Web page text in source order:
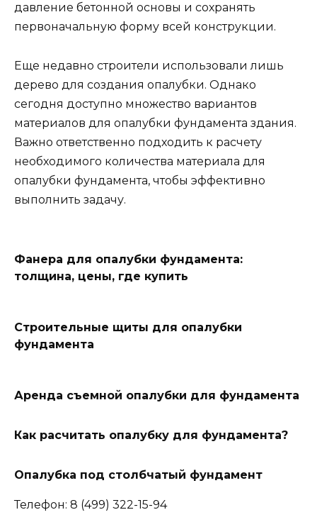
давление бетонной основы и сохранять
первоначальную форму всей конструкции.
Еще недавно строители использовали лишь
дерево для создания опалубки. Однако
сегодня доступно множество вариантов
материалов для опалубки фундамента здания.
Важно ответственно подходить к расчету
необходимого количества материала для
опалубки фундамента, чтобы эффективно
выполнить задачу.
Фанера для опалубки фундамента:
толщина, цены, где купить
Строительные щиты для опалубки
фундамента
Аренда съемной опалубки для фундамента
Как расчитать опалубку для фундамента?
Опалубка под столбчатый фундамент
Телефон: 8 (499) 322-15-94